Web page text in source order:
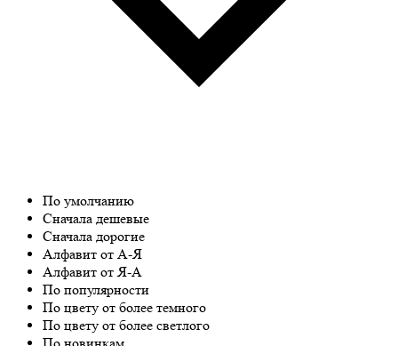
По умолчанию
Сначала дешевые
Сначала дорогие
Алфавит от А-Я
Алфавит от Я-А
По популярности
По цвету от более темного
По цвету от более светлого